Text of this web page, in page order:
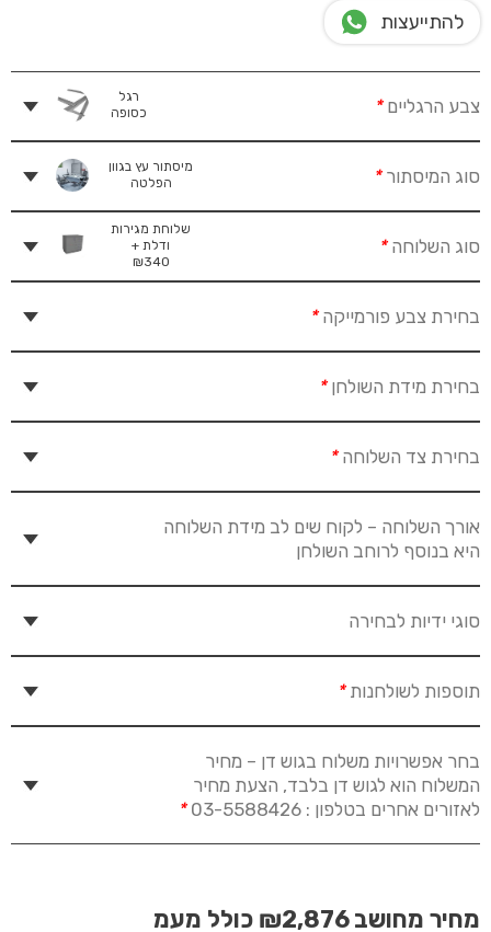
להתייעצות
צבע הרגליים*
רגל
כסופה
סוג המיסתור*
מיסתור עץ בגוון
הפלטה
סוג השלוחה*
שלוחת מגירות
ודלת +
₪340
בחירת צבע פורמייקה*
בחירת מידת השולחן*
בחירת צד השלוחה*
אורך השלוחה – לקוח שים לב מידת השלוחה
היא בנוסף לרוחב השולחן
סוגי ידיות לבחירה
תוספות לשולחנות*
בחר אפשרויות משלוח בגוש דן – מחיר
המשלוח הוא לגוש דן בלבד, הצעת מחיר
לאזורים אחרים בטלפון : 03-5588426
*
מחיר מחושב₪2,876 כולל מעמ